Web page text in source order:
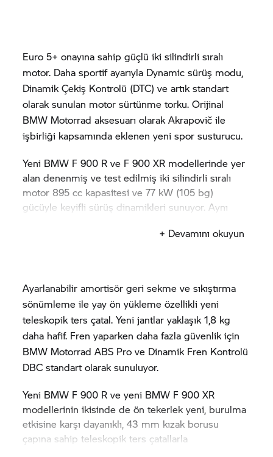
Euro 5+ onayına sahip güçlü iki silindirli sıralı
motor. Daha sportif ayarıyla Dynamic sürüş modu,
Dinamik Çekiş Kontrolü (DTC) ve artık standart
olarak sunulan motor sürtünme torku. Orijinal
BMW Motorrad aksesuarı olarak Akrapovič ile
işbirliği kapsamında eklenen yeni spor susturucu.
Yeni BMW F 900 R ve F 900 XR modellerinde yer
alan denenmiş ve test edilmiş iki silindirli sıralı
motor 895 cc kapasitesi ve 77 kW (105 bg)
gücüyle keyifli sürüş dinamikleri sunuyor. Aynı
bir tork eğrisi sunuyor. Ayarı yeni yapılan standart
hızlanma sırasında mümkün olan en iyi güvenliği
sağlamak üzere standart olarak takılıyor. Motor
sürtünme torku kontrolü de standart özellik olarak
yer alıyor. Çok daha üst düzey güvenliğe yönelik
olarak gazın aniden serbest bırakılmasının veya
vites küçültmenin neden olduğu kaymayı ve arka
İki silindirli motorun 270/450 derece ateşleme
aralığı sayesinde güçlü bir karaktere sahip olan
sesi, orijinal BMW Motorrad aksesuarı olarak
+ Devamını okuyun
Ayarlanabilir amortisör geri sekme ve sıkıştırma
sönümleme ile yay ön yükleme özellikli yeni
teleskopik ters çatal. Yeni jantlar yaklaşık 1,8 kg
daha hafif. Fren yaparken daha fazla güvenlik için
BMW Motorrad ABS Pro ve Dinamik Fren Kontrolü
DBC standart olarak sunuluyor.
Yeni BMW F 900 R ve yeni BMW F 900 XR
modellerinin ikisinde de ön tekerlek yeni, burulma
etkisine karşı dayanıklı, 43 mm kızak borusu
çapına sahip teleskopik ters çatallarla